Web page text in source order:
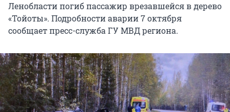
Ленобласти погиб пассажир врезавшейся в дерево
«Тойоты». Подробности аварии 7 октября
сообщает пресс-служба ГУ МВД региона.